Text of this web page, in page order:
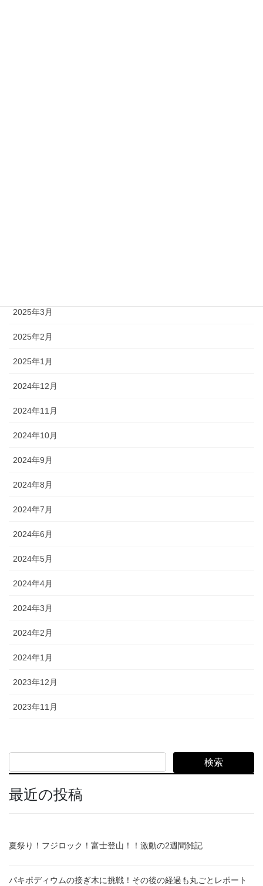
2025年3月
2025年2月
2025年1月
2024年12月
2024年11月
2024年10月
2024年9月
2024年8月
2024年7月
2024年6月
2024年5月
2024年4月
2024年3月
2024年2月
2024年1月
2023年12月
2023年11月
検索
最近の投稿
夏祭り！フジロック！富士登山！！激動の2週間雑記
パキポディウムの接ぎ木に挑戦！その後の経過も丸ごとレポート